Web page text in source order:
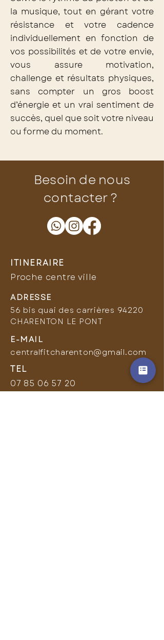
la musique, tout en gérant votre
résistance et votre cadence
individuellement en fonction de
vos possibilités et de votre envie,
vous assure motivation,
challenge et résultats physiques,
sans compter un gros boost
d’énergie et un vrai sentiment de
succès, quel que soit votre niveau
ou forme du moment.
Besoin de nous
contacter ?
ITINERAIRE
Proche centre ville
ADRESSE
56 bis quai des carrières 94220
CHARENTON LE PONT
E-MAIL
centralfitcharenton@gmail.com
TEL
07 85 06 57 20